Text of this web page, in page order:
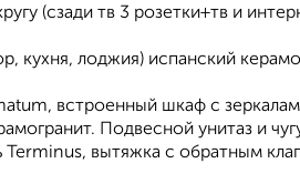
(сзади тв 3 розетки+тв и
кухня, лоджия) испанский
встроенный шкаф с
Подвесной унитаз и
Terminus, вытяжка с обратным